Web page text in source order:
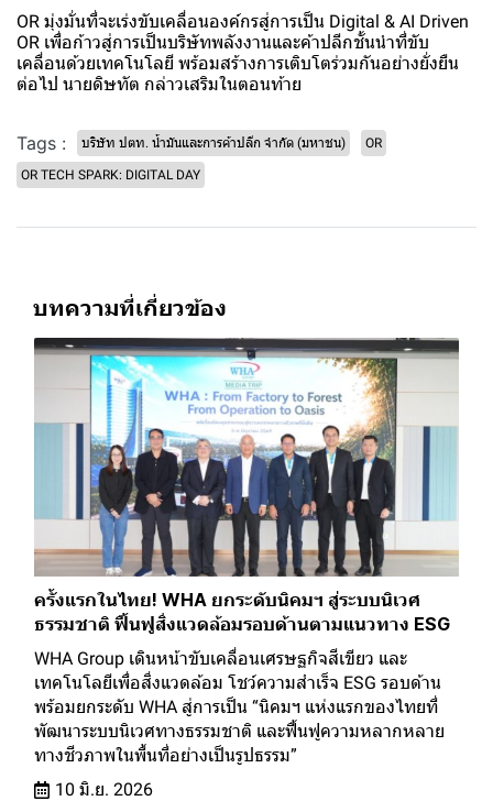
OR มุ่งมั่นที่จะเร่งขับเคลื่อนองค์กรสู่การเป็น Digital & AI Driven
OR เพื่อก้าวสู่การเป็นบริษัทพลังงานและค้าปลีกชั้นนำที่ขับ
เคลื่อนด้วยเทคโนโลยี พร้อมสร้างการเติบโตร่วมกันอย่างยั่งยืน
ต่อไป นายดิษทัต กล่าวเสริมในตอนท้าย
Tags : บริษัท ปตท. น้ำมันและการค้าปลีก จำกัด (มหาชน) OR
OR TECH SPARK: DIGITAL DAY
บทความที่เกี่ยวข้อง
ครั้งแรกในไทย! WHA ยกระดับนิคมฯ สู่ระบบนิเวศ
ธรรมชาติ ฟื้นฟูสิ่งแวดล้อมรอบด้านตามแนวทาง ESG
WHA Group เดินหน้าขับเคลื่อนเศรษฐกิจสีเขียว และ
เทคโนโลยีเพื่อสิ่งแวดล้อม โชว์ความสำเร็จ ESG รอบด้าน
พร้อมยกระดับ WHA สู่การเป็น “นิคมฯ แห่งแรกของไทยที่
พัฒนาระบบนิเวศทางธรรมชาติ และฟื้นฟูความหลากหลาย
ทางชีวภาพในพื้นที่อย่างเป็นรูปธรรม”
10 มิ.ย. 2026